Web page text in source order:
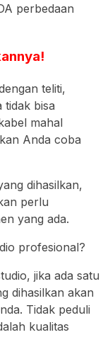
perbedaan
teliti,
tidak bisa
mahal
Anda coba
dihasilkan,
perlu
yang ada.
profesional?
jika ada satu
dihasilkan akan
Tidak peduli
kualitas